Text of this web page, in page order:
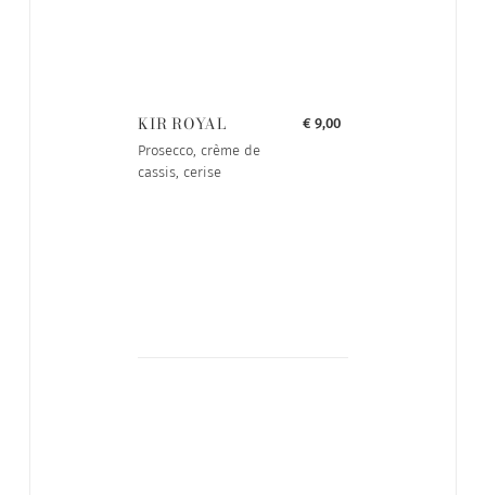
KIR ROYAL
Prosecco, crème de
cassis, cerise
€ 9,00